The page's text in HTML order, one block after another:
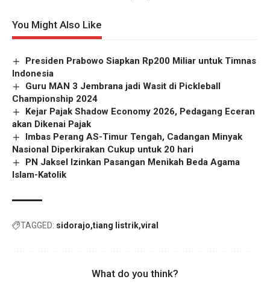
You Might Also Like
Presiden Prabowo Siapkan Rp200 Miliar untuk Timnas
Indonesia
Guru MAN 3 Jembrana jadi Wasit di Pickleball
Championship 2024
Kejar Pajak Shadow Economy 2026, Pedagang Eceran
akan Dikenai Pajak
Imbas Perang AS-Timur Tengah, Cadangan Minyak
Nasional Diperkirakan Cukup untuk 20 hari
PN Jaksel Izinkan Pasangan Menikah Beda Agama
Islam-Katolik
TAGGED: sidorajo tiang listrik viral
What do you think?